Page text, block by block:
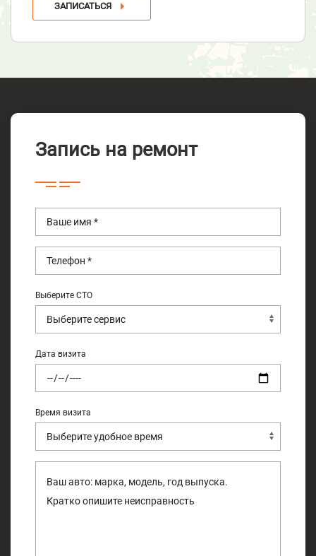
ЗАПИСАТЬСЯ
Запись на ремонт
Выберите СТО
Дата визита
Время визита